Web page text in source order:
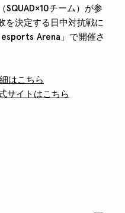
チーム）が参
を決定する日中対抗戦に
Arena」で開催さ
はこちら
サイトはこちら